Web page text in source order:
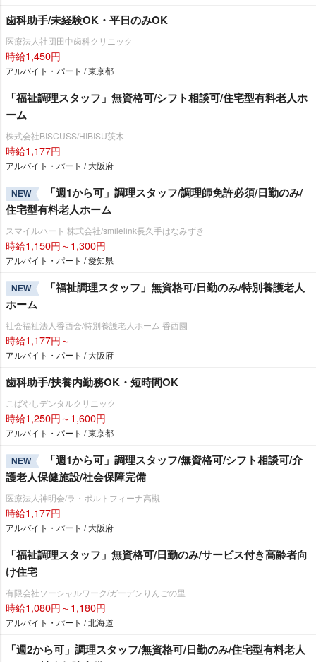
歯科助手/未経験OK・平日のみOK
医療法人社団田中歯科クリニック
時給1,450円
アルバイト・パート / 東京都
「福祉調理スタッフ」無資格可/シフト相談可/住宅型有料老人ホ
ーム
株式会社BISCUSS/HIBISU茨木
時給1,177円
アルバイト・パート / 大阪府
NEW
「週1から可」調理スタッフ/調理師免許必須/日勤のみ/
住宅型有料老人ホーム
スマイルハート 株式会社/smilelink長久手はなみずき
時給1,150円～1,300円
アルバイト・パート / 愛知県
NEW
「福祉調理スタッフ」無資格可/日勤のみ/特別養護老人
ホーム
社会福祉法人香西会/特別養護老人ホーム 香西園
時給1,177円～
アルバイト・パート / 大阪府
歯科助手/扶養内勤務OK・短時間OK
こばやしデンタルクリニック
時給1,250円～1,600円
アルバイト・パート / 東京都
NEW
「週1から可」調理スタッフ/無資格可/シフト相談可/介
護老人保健施設/社会保障完備
医療法人神明会/ラ・ポルトフィーナ高槻
時給1,177円
アルバイト・パート / 大阪府
「福祉調理スタッフ」無資格可/日勤のみ/サービス付き高齢者向
け住宅
有限会社ソーシャルワーク/ガーデンりんごの里
時給1,080円～1,180円
アルバイト・パート / 北海道
「週2から可」調理スタッフ/無資格可/日勤のみ/住宅型有料老人